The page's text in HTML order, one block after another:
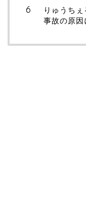
りゅうち
事故の原